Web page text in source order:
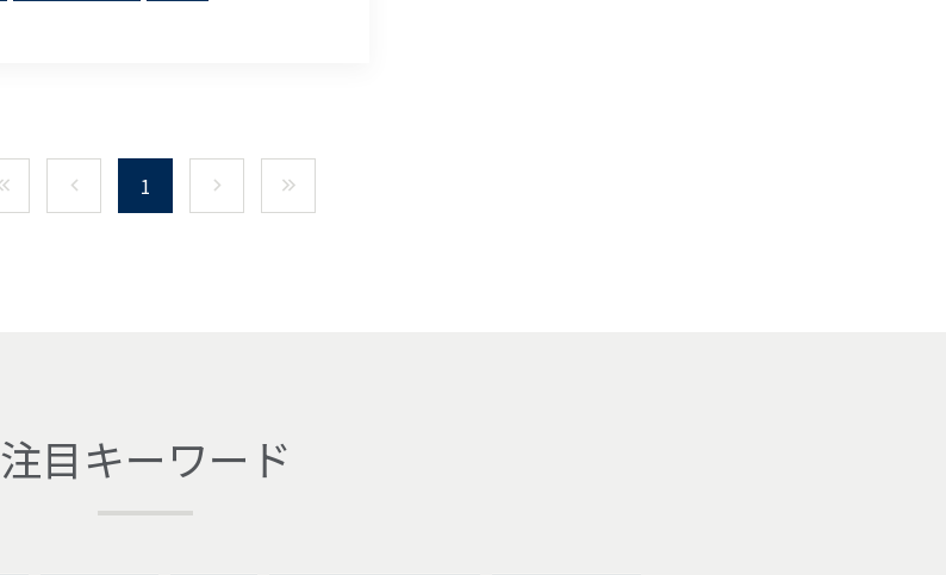
1
注目キーワード